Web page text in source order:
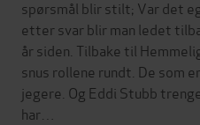
spørsmål blir stilt; Var det
etter svar blir man ledet
år siden. Tilbake til
snus rollene rundt. De som
jegere. Og Eddi Stubb
har…